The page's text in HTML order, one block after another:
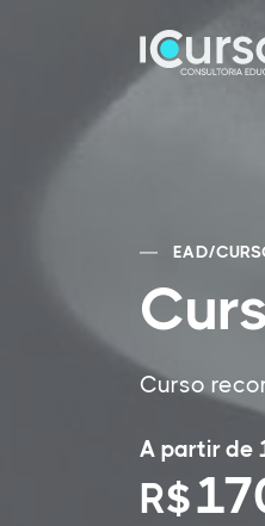
EAD/
Curso
A partir de
R$